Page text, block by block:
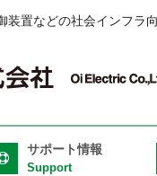
装置などの社会インフラ
Right
サポート情報
Support